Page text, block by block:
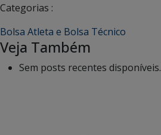
Categorias :
Bolsa Atleta e Bolsa Técnico
Veja Também
Sem posts recentes disponíveis.